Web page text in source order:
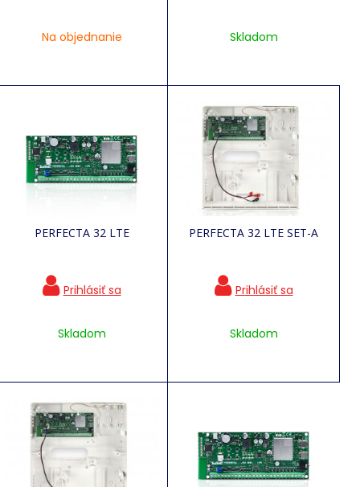
Na objednanie Skladom
PERFECTA 32 LTE
Skladom
PERFECTA 32 LTE SET-A
Skladom